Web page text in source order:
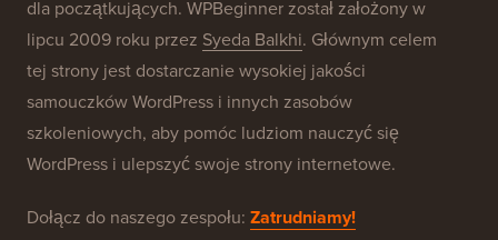
dla początkujących. WPBeginner został założony w
lipcu 2009 roku przez Syeda Balkhi. Głównym celem
tej strony jest dostarczanie wysokiej jakości
samouczków WordPress i innych zasobów
szkoleniowych, aby pomóc ludziom nauczyć się
WordPress i ulepszyć swoje strony internetowe.
Dołącz do naszego zespołu: Zatrudniamy!